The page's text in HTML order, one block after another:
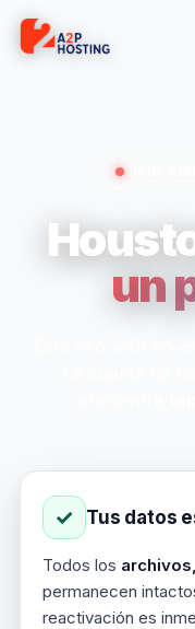
SITIO
un
✓ Tus datos
Todos los
permanecen
reactivación es